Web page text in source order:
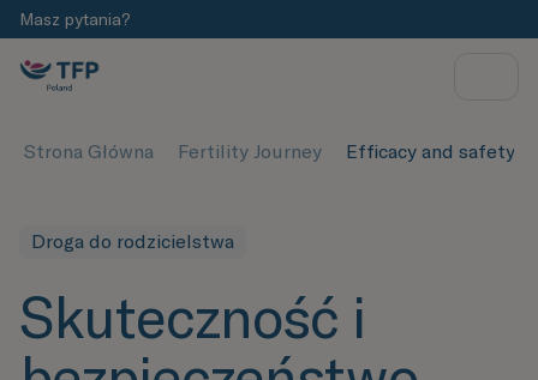
Masz pytania?
Strona Główna Fertility Journey Efficacy and safety
Droga do rodzicielstwa
Skuteczność i